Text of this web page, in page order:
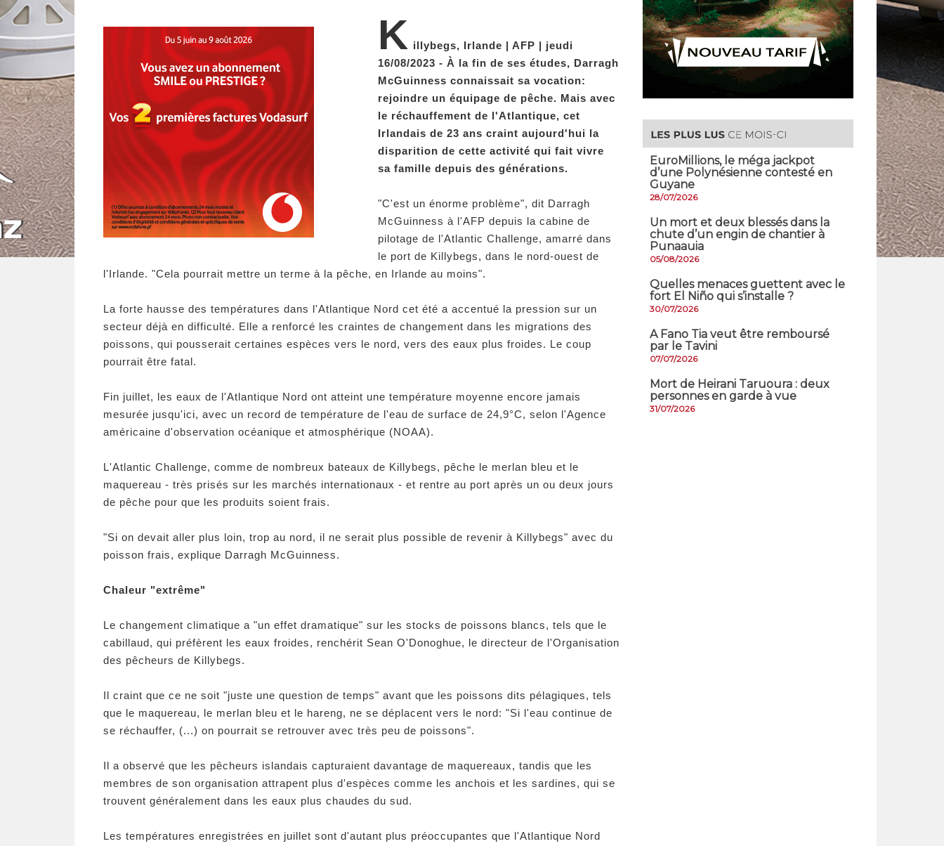
K illybegs, Irlande | AFP | jeudi
16/08/2023 - À la fin de ses études, Darragh
McGuinness connaissait sa vocation:
rejoindre un équipage de pêche. Mais avec
le réchauffement de l'Atlantique, cet
Irlandais de 23 ans craint aujourd'hui la
disparition de cette activité qui fait vivre
sa famille depuis des générations.
"C'est un énorme problème", dit Darragh
McGuinness à l'AFP depuis la cabine de
pilotage de l'Atlantic Challenge, amarré dans
le port de Killybegs, dans le nord-ouest de
l'Irlande. "Cela pourrait mettre un terme à la pêche, en Irlande au moins".
La forte hausse des températures dans l'Atlantique Nord cet été a accentué la pression sur un
secteur déjà en difficulté. Elle a renforcé les craintes de changement dans les migrations des
poissons, qui pousserait certaines espèces vers le nord, vers des eaux plus froides. Le coup
pourrait être fatal.
Fin juillet, les eaux de l'Atlantique Nord ont atteint une température moyenne encore jamais
mesurée jusqu'ici, avec un record de température de l'eau de surface de 24,9°C, selon l'Agence
américaine d'observation océanique et atmosphérique (NOAA).
L'Atlantic Challenge, comme de nombreux bateaux de Killybegs, pêche le merlan bleu et le
maquereau - très prisés sur les marchés internationaux - et rentre au port après un ou deux jours
de pêche pour que les produits soient frais.
"Si on devait aller plus loin, trop au nord, il ne serait plus possible de revenir à Killybegs" avec du
poisson frais, explique Darragh McGuinness.
Chaleur "extrême"
Le changement climatique a "un effet dramatique" sur les stocks de poissons blancs, tels que le
cabillaud, qui préfèrent les eaux froides, renchérit Sean O'Donoghue, le directeur de l'Organisation
des pêcheurs de Killybegs.
Il craint que ce ne soit "juste une question de temps" avant que les poissons dits pélagiques, tels
que le maquereau, le merlan bleu et le hareng, ne se déplacent vers le nord: "Si l'eau continue de
se réchauffer, (...) on pourrait se retrouver avec très peu de poissons".
Il a observé que les pêcheurs islandais capturaient davantage de maquereaux, tandis que les
membres de son organisation attrapent plus d'espèces comme les anchois et les sardines, qui se
trouvent généralement dans les eaux plus chaudes du sud.
Les températures enregistrées en juillet sont d'autant plus préoccupantes que l'Atlantique Nord
EuroMillions, ​le méga jackpot
d’une Polynésienne contesté en
Guyane
28/07/2026
​Un mort et deux blessés dans la
chute d’un engin de chantier à
Punaauia
05/08/2026
Quelles menaces guettent avec le
fort El Niño qui s’installe ?
30/07/2026
A Fano Tia veut être remboursé
par le Tavini
07/07/2026
Mort de Heirani Taruoura : deux
personnes en garde à vue
31/07/2026